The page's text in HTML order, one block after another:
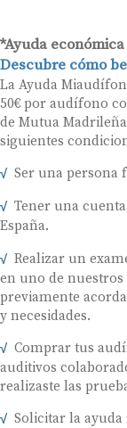
*Ayuda
Descubre cómo
La Ayuda
50€ por audífono
de Mutua
siguientes
Ser una persona
Tener una
España.
Realizar un
en uno de
previamente
y necesidades.
Comprar tus
auditivos
realizaste las
Solicitar la ayuda